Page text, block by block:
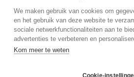
We maken gebruik van cookies om
en het gebruik van deze website te
sociale netwerkfunctionaliteiten aan te
advertenties te verbeteren en
Kom meer te weten
Cookie-